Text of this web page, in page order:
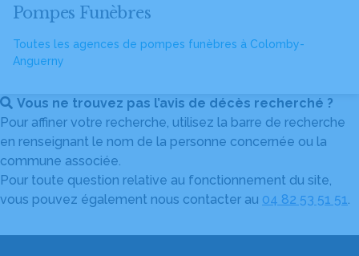
Pompes Funèbres
Toutes les agences de pompes funèbres à Colomby-
Anguerny
Vous ne trouvez pas l’avis de décès recherché ?
Pour affiner votre recherche, utilisez la barre de recherche
en renseignant le nom de la personne concernée ou la
commune associée.
Pour toute question relative au fonctionnement du site,
vous pouvez également nous contacter au 04 82 53 51 51.